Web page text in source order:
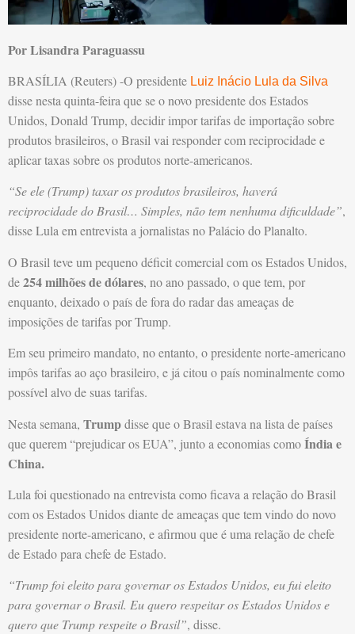
Por Lisandra Paraguassu
BRASÍLIA (Reuters) -O presidente Luiz Inácio Lula da Silva
disse nesta quinta-feira que se o novo presidente dos Estados
Unidos, Donald Trump, decidir impor tarifas de importação sobre
produtos brasileiros, o Brasil vai responder com reciprocidade e
aplicar taxas sobre os produtos norte-americanos.
“Se ele (Trump) taxar os produtos brasileiros, haverá
reciprocidade do Brasil… Simples, não tem nenhuma dificuldade”,
disse Lula em entrevista a jornalistas no Palácio do Planalto.
O Brasil teve um pequeno déficit comercial com os Estados Unidos,
de254 milhões de dólares, no ano passado, o que tem, por
enquanto, deixado o país de fora do radar das ameaças de
imposições de tarifas por Trump.
Em seu primeiro mandato, no entanto, o presidente norte-americano
impôs tarifas ao aço brasileiro, e já citou o país nominalmente como
possível alvo de suas tarifas.
Nesta semana, Trumpdisse que o Brasil estava na lista de países
que querem “prejudicar os EUA”, junto a economias comoÍndia e
China.
Lula foi questionado na entrevista como ficava a relação do Brasil
com os Estados Unidos diante de ameaças que tem vindo do novo
presidente norte-americano, e afirmou que é uma relação de chefe
de Estado para chefe de Estado.
“Trump foi eleito para governar os Estados Unidos, eu fui eleito
para governar o Brasil. Eu quero respeitar os Estados Unidos e
quero que Trump respeite o Brasil”, disse.